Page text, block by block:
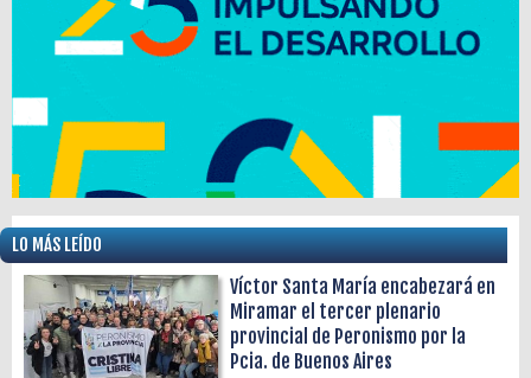
LO MÁS LEÍDO
Víctor Santa María encabezará en
Miramar el tercer plenario
provincial de Peronismo por la
Pcia. de Buenos Aires